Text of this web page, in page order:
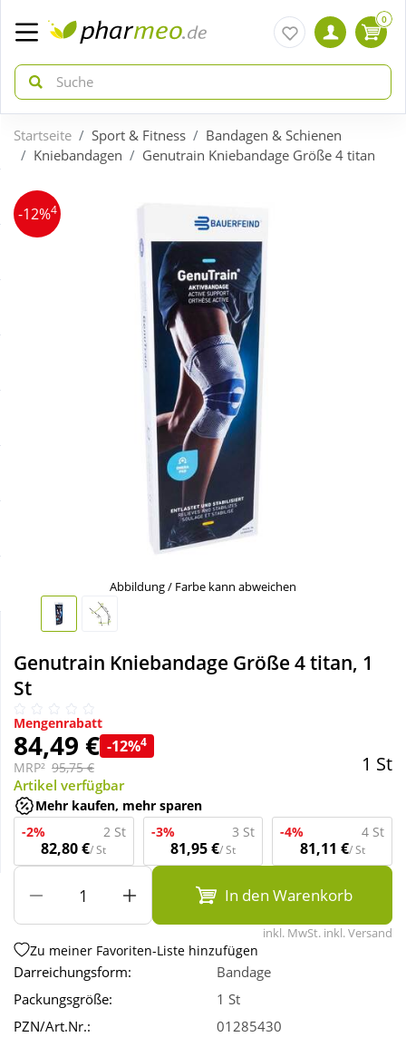
zurück
ÜBERSICHT AKTIONEN
Täglich gut versorgt
zurück
ÜBERSICHT KATEGORIEN
Körperpflege & Kosmetik
Nahrungsergänzung
Sanitätshaus
Sport & Fitness
Tierbedarf
Wellness
0
Startseite Sport & Fitness
Bandagen & Schienen
Kniebandagen
Genutrain Kniebandage Größe 4 titan
-12%4
Abbildung / Farbe kann abweichen
Genutrain Kniebandage Größe 4 titan, 1
St
Mengenrabatt
84,49 € -12%4
MRP² 95,75 € 1 St
Artikel verfügbar
Mehr kaufen, mehr sparen
-2%
2 St
82,80 €/ St
-3% 3 St
81,95 €/ St
-4% 4 St
81,11 €/ St
In den Warenkorb
inkl. MwSt. inkl. Versand
Zu meiner Favoriten-Liste hinzufügen
Darreichungsform:
Bandage
Packungsgröße:
1 St
PZN/Art.Nr.:
01285430